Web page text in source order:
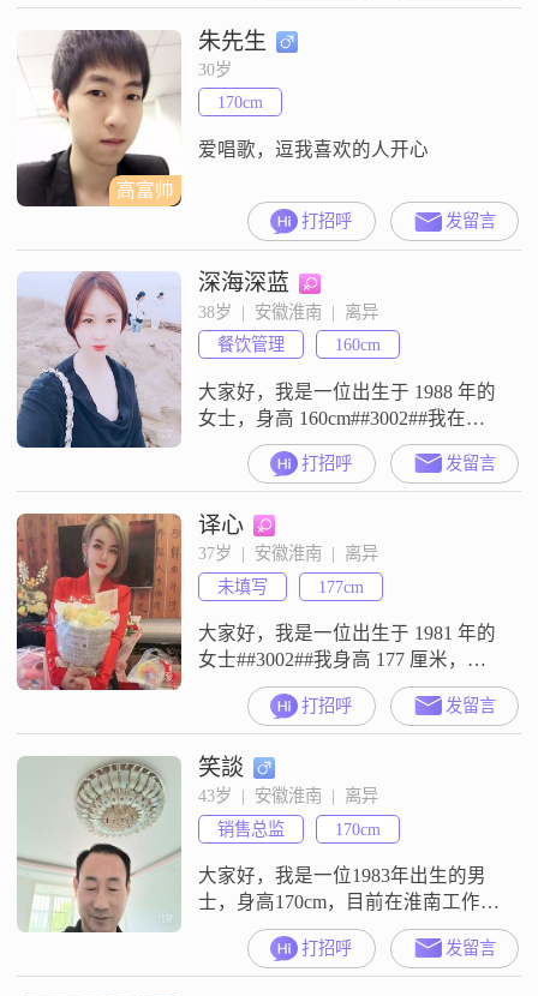
怀##3002##在生活中，我保持着乐
观积极的态度，热爱每一天，享受
生活中的每一个小确幸##3002##我
的学历是中专，虽然不是很高，但
我一直在努力提升自己，不断学习
新知识，以更好地适应这个快
高富帅
朱先生
30岁
170cm
爱唱歌，逗我喜欢的人开心
打招呼 发留言
深海深蓝
38岁  |  安徽淮南  |  离异
餐饮管理
160cm
大家好，我是一位出生于 1988 年的
女士，身高 160cm##3002##我在淮
南工作，收入方面呢，在 5001 -
8000 元这个范围##3002##我的学历
是高中及以下##3002##我觉得自己
是个挺不错的人##3002##性格方
面，我开朗爱笑，总是能看到事情
好的一面，很乐观积极##3002##而
且我很独立自信
打招呼 发留言
译心
37岁  |  安徽淮南  |  离异
未填写
177cm
大家好，我是一位出生于 1981 年的
女士##3002##我身高 177 厘米，在
淮南工作##3002##我的学历是大
专，月收入在 20001 - 50000 元之间
##3002##我觉得自己最大的特点就
是真诚可靠，无论是对待家人
##3001##朋友还是未来的另一半，
我都会以真心相待##3002##生活
中，我始终保持着
打招呼 发留言
笑談
43岁  |  安徽淮南  |  离异
销售总监
170cm
大家好，我是一位1983年出生的男
士，身高170cm，目前在淮南工作
##3002##我的月收入在5001到8000
元之间，学历是高中及以下
##3002##我性格稳重可靠，乐观积
打招呼 发留言